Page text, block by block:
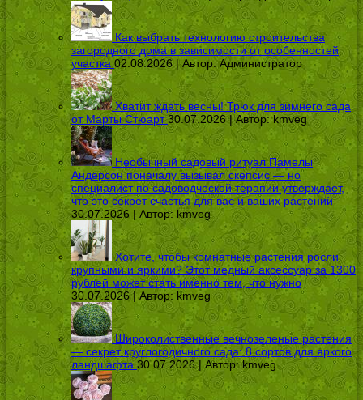
Как выбрать технологию строительства
загородного дома в зависимости от особенностей
участка 02.08.2026 | Автор:Администратор
Хватит ждать весны! Трюк для зимнего сада
от Марты Стюарт 30.07.2026 | Автор:kmveg
Необычный садовый ритуал Памелы
Андерсон поначалу вызывал скепсис — но
специалист по садоводческой терапии утверждает,
что это секрет счастья для вас и ваших растений
30.07.2026 | Автор: kmveg
Хотите, чтобы комнатные растения росли
крупными и яркими? Этот медный аксессуар за 1300
рублей может стать именно тем, что нужно
30.07.2026 | Автор: kmveg
Широколиственные вечнозеленые растения
— секрет круглогодичного сада: 8 сортов для яркого
ландшафта 30.07.2026 | Автор:kmveg